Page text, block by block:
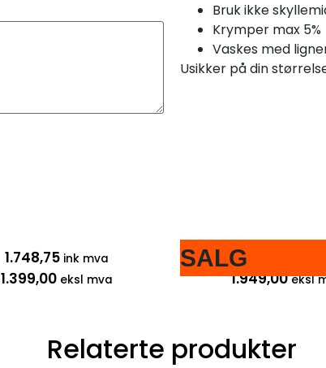
Bruk ikke
Krymper max 5%
Vaskes med
Usikker på din
1.748,75ink mva
1.399,00eksl mva
SALG2.436,25
1.949,00eksl
Relaterte produkter